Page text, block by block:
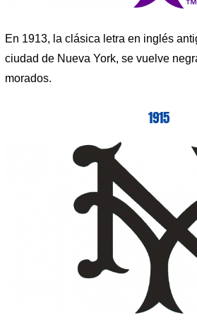
En 1913, la clásica letra en inglés
ciudad de Nueva York, se vuelve
morados.
1915